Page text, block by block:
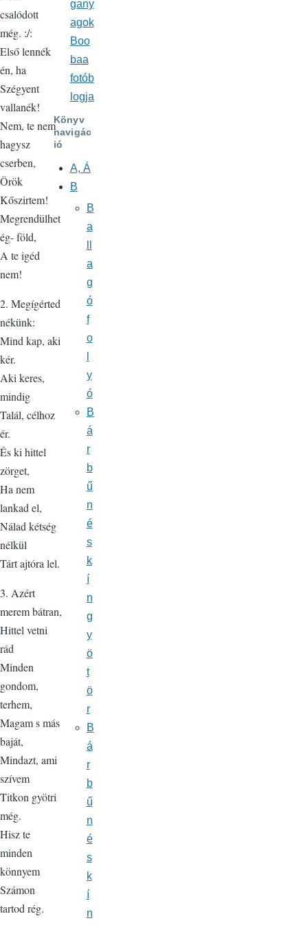
csalódott
még. :/:
Első lennék
én, ha
Szégyent
vallanék!
Nem, te nem
hagysz
cserben,
Örök
Kőszirtem!
Megrendülhet
ég- föld,
A te igéd
nem!
2. Megígérted
nékünk:
Mind kap, aki
kér.
Aki keres,
mindig
Talál, célhoz
ér.
És ki hittel
zörget,
Ha nem
lankad el,
Nálad kétség
nélkül
Tárt ajtóra lel.
3. Azért
merem bátran,
Hittel vetni
rád
Minden
gondom,
terhem,
Magam s más
baját,
Mindazt, ami
szívem
Titkon gyötri
még.
Hisz te
minden
könnyem
Számon
tartod rég.
gany
agok
Boo
baa
fotób
logja
Könyv
navigác
ió
A, Á
B
B
a
a
g
ó
f
o
y
ó
B
á
r
b
ű
n
é
s
k
í
n
g
y
ö
t
ö
r
B
á
r
b
ű
n
é
s
k
í
n